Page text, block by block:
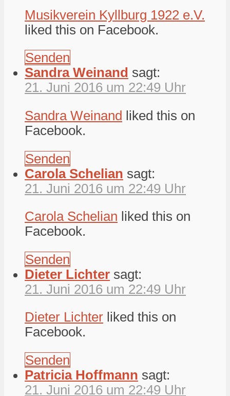
Musikverein Kyllburg 1922 e.V.
liked this on Facebook.
Senden
Sandra Weinand sagt:
21. Juni 2016 um 22:49 Uhr
Sandra Weinand
liked this on
Facebook.
Senden
Carola Schelian sagt:
21. Juni 2016 um 22:49 Uhr
Carola Schelian liked this on
Facebook.
Senden
Dieter Lichter sagt:
21. Juni 2016 um 22:49 Uhr
Dieter Lichter liked this on
Facebook.
Senden
Patricia Hoffmann sagt:
21. Juni 2016 um 22:49 Uhr